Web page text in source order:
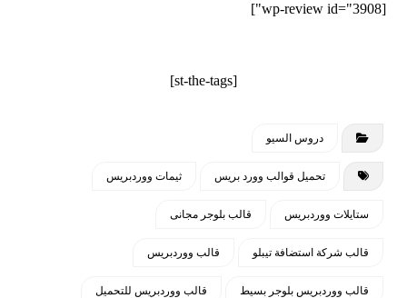
[wp-review id="3908"]
[st-the-tags]
دروس السيو
تحميل قوالب وورد بريس ثيمات ووردبريس
ستايلات ووردبريس قالب بلوجر مجانى
قالب شركة استضافة تيبلو قالب ووردبريس
قالب ووردبريس بلوجر بسيط قالب ووردبريس للتحميل